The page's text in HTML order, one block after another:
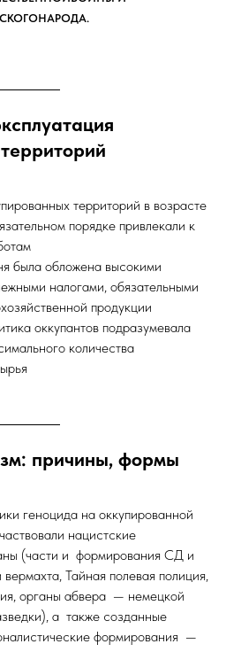
территорий в возрасте
порядке привлекали к
была обложена высокими
налогами, обязательными
продукции
оккупантов подразумевала
количества
причины, формы
геноцида на оккупированной
нацистские
(части и формирования СД и
Тайная полевая полиция,
органы абвера — немецкой
а также созданные
формирования —